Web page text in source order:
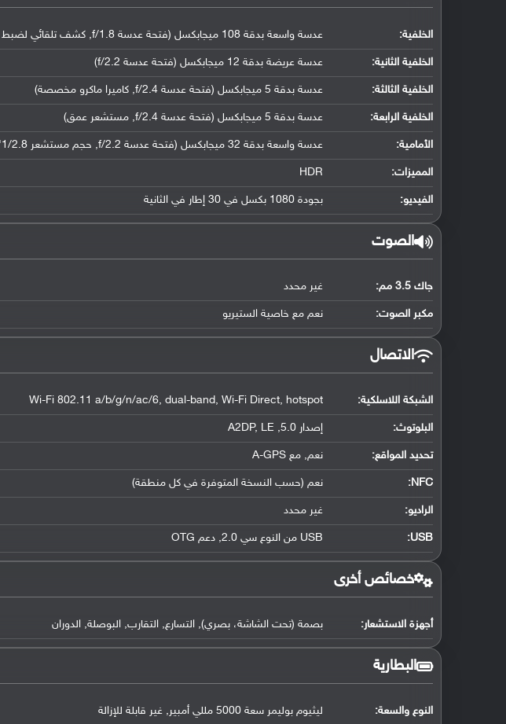
الخلفية: عدسة واسعة بدقة 108 ميجابكسل (فتحة عدسة f/1.8, كشف تلقائي لضبط بؤرة العدسة, مثبت بصري)
الخلفية الثانية: عدسة عريضة بدقة 12 ميجابكسل (فتحة عدسة f/2.2)
الخلفية الثالثة: عدسة بدقة 5 ميجابكسل (فتحة عدسة f/2.4, كاميرا ماكرو مخصصة)
الخلفية الرابعة: عدسة بدقة 5 ميجابكسل (فتحة عدسة f/2.4, مستشعر عمق)
الأمامية: عدسة واسعة بدقة 32 ميجابكسل (فتحة عدسة f/2.2, حجم مستشعر 1/2.8" ( 26 ملم ), حجم بكسل 0.8 مايكرو متر)
المميزات: HDR
الفيديو: بجودة 1080 بكسل في 30 إطار في الثانية
الصوت
جاك 3.5 مم: غير محدد
مكبر الصوت: نعم مع خاصية الستيريو
الاتصال
الشبكة اللاسلكية: Wi-Fi 802.11 a/b/g/n/ac/6, dual-band, Wi-Fi Direct, hotspot
البلوتوث: إصدار 5.0, A2DP, LE
تحديد المواقع: نعم, مع A-GPS
NFC
: نعم (حسب النسخة المتوفرة في كل منطقة)
الراديو: غير محدد
USB
: USB من النوع سي 2.0, دعم OTG
خصائص أخرى
أجهزة الاستشعار: بصمة (تحت الشاشة، بصري), التسارع, التقارب, البوصلة, الدوران
البطارية
النوع والسعة: ليثيوم بوليمر سعة 5000 مللي أمبير, غير قابلة للإزالة